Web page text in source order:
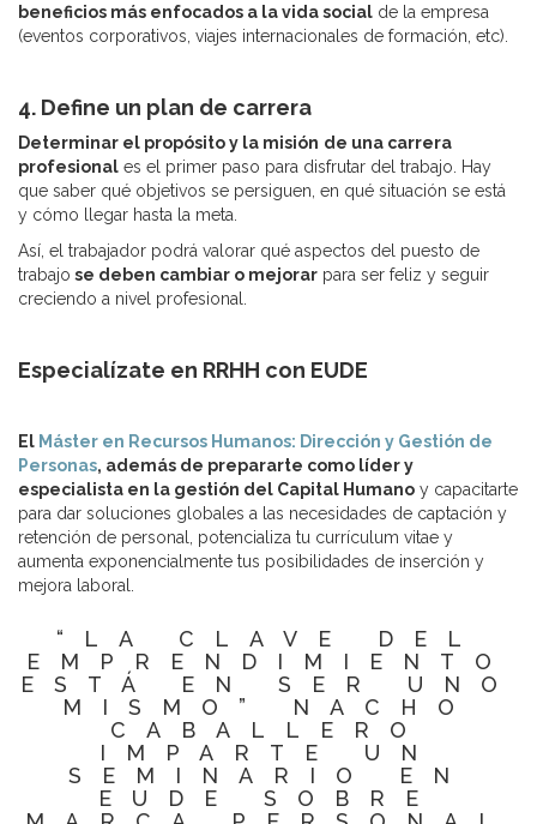
beneficios más enfocados a la vida social de la empresa
(eventos corporativos, viajes internacionales de formación, etc).
4. Define un plan de carrera
Determinar el propósito y la misión de una carrera
profesional es el primer paso para disfrutar del trabajo. Hay
que saber qué objetivos se persiguen, en qué situación se está
y cómo llegar hasta la meta.
Así, el trabajador podrá valorar qué aspectos del puesto de
trabajo se deben cambiar o mejorar para ser feliz y seguir
creciendo a nivel profesional.
Especialízate en RRHH con EUDE
El Máster en Recursos Humanos: Dirección y Gestión de
Personas, además de prepararte como líder y
especialista en la gestión del Capital Humano y capacitarte
para dar soluciones globales a las necesidades de captación y
retención de personal, potencializa tu currículum vitae y
aumenta exponencialmente tus posibilidades de inserción y
mejora laboral.
“LA CLAVE DEL
EMPRENDIMIENTO
ESTÁ EN SER UNO
MISMO” NACHO
CABALLERO
IMPARTE UN
SEMINARIO EN
EUDE SOBRE